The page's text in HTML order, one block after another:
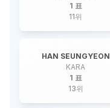
1 표
11위
HAN SEUNGYEON
KARA
1 표
13위